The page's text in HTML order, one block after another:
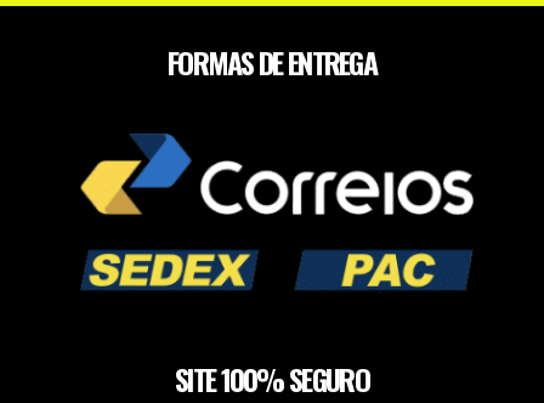
FORMAS DE ENTREGA
SITE 100% SEGURO